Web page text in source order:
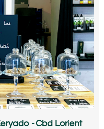
- Cbd Lorient